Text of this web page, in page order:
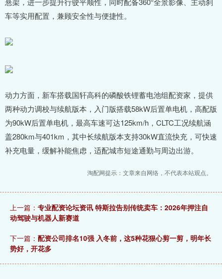
车等实用配置，兼顾安全性与便捷性。
动力方面，新车搭载国轩高科的磷酸铁锂蓄电池组配资家，提供
两种动力调校与续航版本，入门版搭载58kW后置单电机，高配版
为90kW后置单电机，最高车速可达125km/h，CLTC工况续航涵
盖280km与401km，其中长续航版本支持30kW直流快充，可快速
补充电量，缓解补能焦虑，适配城市短途通勤与周边出游。
淘配网提示：文章来自网络，不代表本站观点。
上一篇： 专业配资论坛资讯 特斯拉告别传统卖车：2026年押注自
动驾驶与机器人新赛道
下一篇： 配资公司排名10强 入冬前，这5种花狠心剪一剪，明年长
势好，开花多